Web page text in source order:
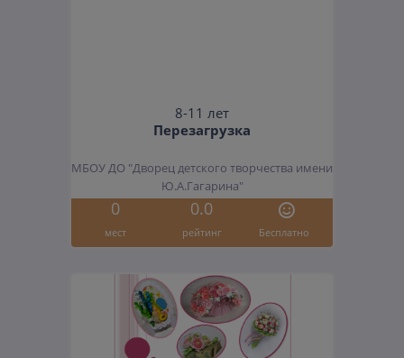
8-11 лет
Перезагрузка
МБОУ ДО "Дворец детского творчества имени
Ю.А.Гагарина"
0 0.0
мест рейтинг Бесплатно